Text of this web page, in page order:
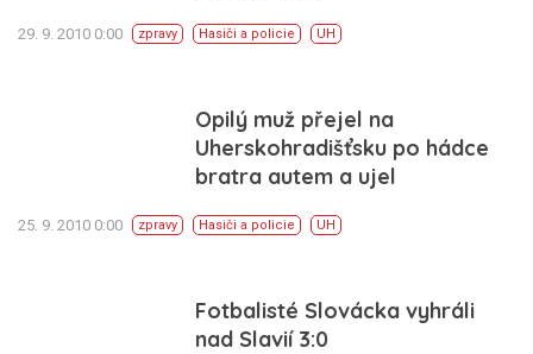
29. 9. 2010 0:00 zpravy Hasiči a policie UH
Opilý muž přejel na
Uherskohradišťsku po hádce
bratra autem a ujel
25. 9. 2010 0:00 zpravy Hasiči a policie UH
Fotbalisté Slovácka vyhráli
nad Slavií 3:0